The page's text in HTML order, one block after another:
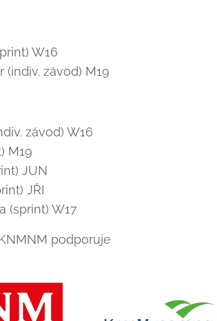
W16
(indiv. závod) M19
závod) W16
M19
JUN
JŘI
(sprint) W17
podporuje